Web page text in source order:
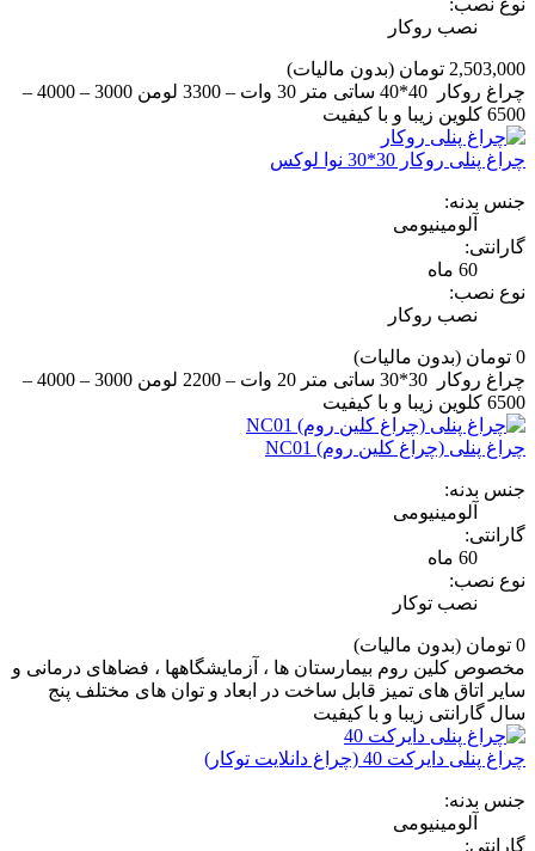
نصب روکار
2,503,000 تومان
(بدون مالیات)
چراغ روکار 40*40 ساتی متر 30 وات – 3300 لومن 3000 – 4000 –
6500 کلوین زیبا و با کیفیت
چراغ پنلی روکار 30*30 نوا لوکس
جنس بدنه:
آلومینیومی
گارانتی:
60 ماه
نوع نصب:
نصب روکار
0 تومان
(بدون مالیات)
چراغ روکار 30*30 ساتی متر 20 وات – 2200 لومن 3000 – 4000 –
6500 کلوین زیبا و با کیفیت
چراغ پنلی (چراغ کلین روم) NC01
جنس بدنه:
آلومینیومی
گارانتی:
60 ماه
نوع نصب:
نصب توکار
0 تومان
(بدون مالیات)
مخصوص کلین روم بیمارستان ها ، آزمایشگاهها ، فضاهای درمانی و
سایر اتاق های تمیز قابل ساخت در ابعاد و توان های مختلف پنج
سال گارانتی زیبا و با کیفیت
چراغ پنلی دایرکت 40 (چراغ دانلایت توکار)
جنس بدنه:
آلومینیومی
گارانتی: